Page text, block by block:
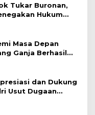
Tukar Buronan,
Hukum
Masa Depan
Ganja Berhasil
Habema
dan Dukung
Usut Dugaan